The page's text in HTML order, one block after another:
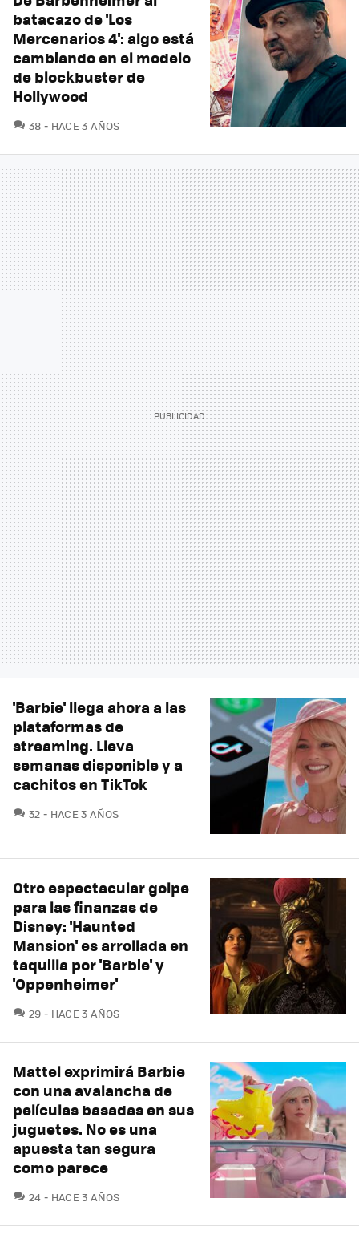
batacazo de 'Los
Mercenarios 4': algo está
cambiando en el modelo
de blockbuster de
Hollywood
38 COMENTARIOS
HACE 3 AÑOS
'Barbie' llega ahora a las
plataformas de
streaming. Lleva
semanas disponible y a
cachitos en TikTok
32 COMENTARIOS
HACE 3 AÑOS
Otro espectacular golpe
para las finanzas de
Disney: 'Haunted
Mansion' es arrollada en
taquilla por 'Barbie' y
'Oppenheimer'
29 COMENTARIOS
HACE 3 AÑOS
Mattel exprimirá Barbie
con una avalancha de
películas basadas en sus
juguetes. No es una
apuesta tan segura
como parece
24 COMENTARIOS
HACE 3 AÑOS